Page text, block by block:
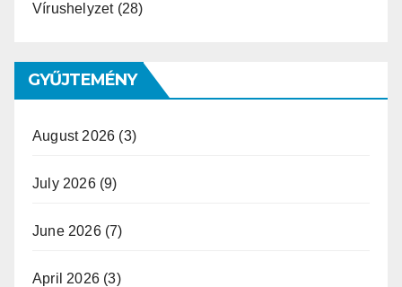
Vírushelyzet(28)
GYŰJTEMÉNY
August 2026 (3)
July 2026(9)
June 2026(7)
April 2026 (3)